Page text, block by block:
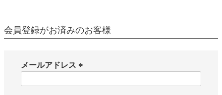
会員登録がお済みのお客様
メールアドレス